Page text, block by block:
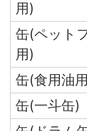
用)
缶(ペット
用)
缶(食用油
缶(一斗缶)